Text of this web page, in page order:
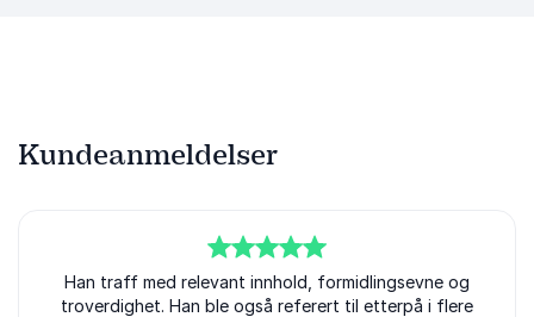
Kundeanmeldelser
5av 5
Han traff med relevant innhold, formidlingsevne og
troverdighet. Han ble også referert til etterpå i flere